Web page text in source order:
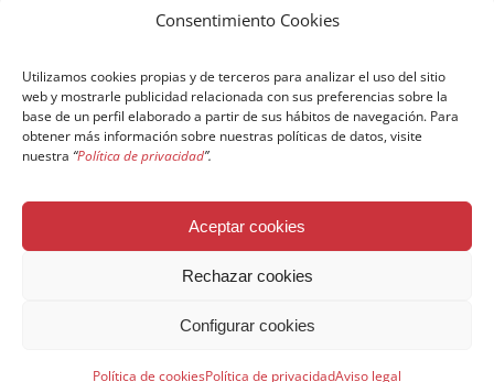
Consentimiento Cookies
Utilizamos cookies propias y de terceros para analizar el uso del sitio
web y mostrarle publicidad relacionada con sus preferencias sobre la
base de un perfil elaborado a partir de sus hábitos de navegación. Para
obtener más información sobre nuestras políticas de datos, visite
nuestra “Política de privacidad”.
Aceptar cookies
Rechazar cookies
Configurar cookies
Política de cookiesPolítica de privacidadAviso legal
© Copyright Fundación Comillas
Política de cookies
Política de privacidad
Aviso legal